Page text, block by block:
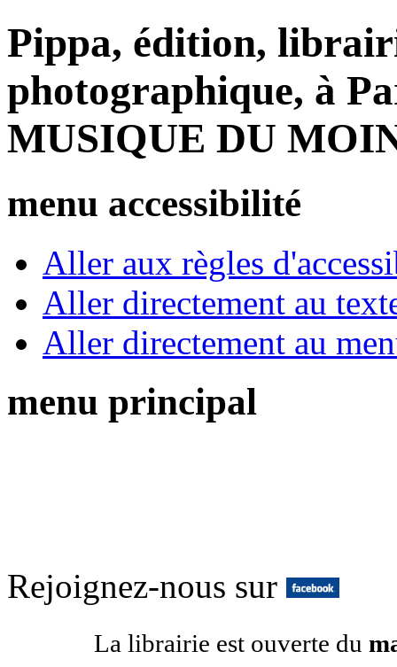
Pippa, édition,
photographique, à
MUSIQUE DU
menu accessibilité
Aller aux règles
Aller directement au
Aller directement au
menu principal
Rejoignez-nous sur
La librairie est ouverte du